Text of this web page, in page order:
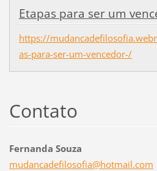
Etapas para ser um
https://
as-para-ser-um-vencedor-/
Contato
Fernanda Souza
mudancadefilosofia@hotmail.com